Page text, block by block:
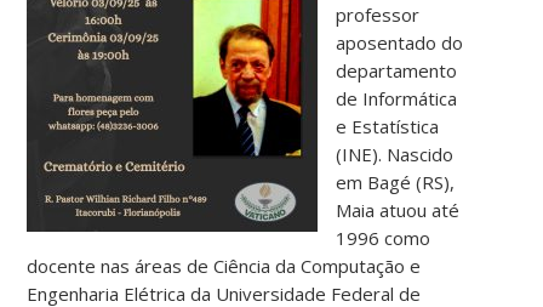
professor
aposentado do
departamento
de Informática
e Estatística
(INE). Nascido
em Bagé (RS),
Maia atuou até
1996 como
docente nas áreas de Ciência da Computação e
Engenharia Elétrica da Universidade Federal de